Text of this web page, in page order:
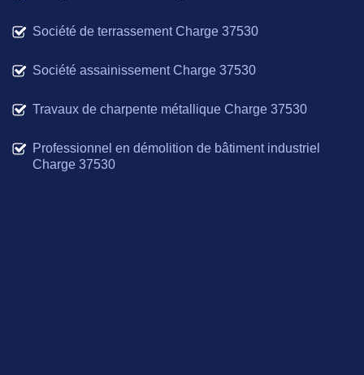
Société de terrassement Charge 37530
Société assainissement Charge 37530
Travaux de charpente métallique Charge 37530
Professionnel en démolition de bâtiment industriel
Charge 37530